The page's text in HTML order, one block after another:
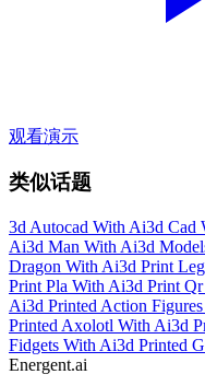
观看演示
类似话题
3d Autocad With Ai3d Cad
Ai3d Man With Ai3d
Dragon With Ai3d Print
Print Pla With Ai3d Print
Ai3d Printed Action
Printed Axolotl With Ai3d
Fidgets With Ai3d Printed
Energent.ai